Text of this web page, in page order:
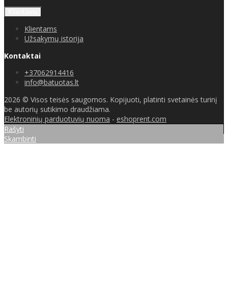
Klientams
Užsakymų istorija
Kontaktai
+37062914416
info@batuotas.lt
2026 © Visos teisės saugomos. Kopijuoti, platinti svetainės turinį
be autorių sutikimo draudžiama.
Elektroninių parduotuvių nuoma - eshoprent.com
Rašyti
Skambinti